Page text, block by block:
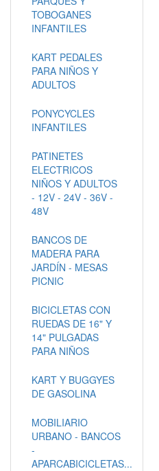
TOBOGANES
INFANTILES
KART PEDALES
PARA NIÑOS Y
ADULTOS
PONYCYCLES
INFANTILES
PATINETES
ELECTRICOS
NIÑOS Y ADULTOS
- 12V - 24V - 36V -
48V
BANCOS DE
MADERA PARA
JARDÍN - MESAS
PICNIC
BICICLETAS CON
RUEDAS DE 16" Y
14" PULGADAS
PARA NIÑOS
KART Y BUGGYES
DE GASOLINA
MOBILIARIO
URBANO - BANCOS
-
APARCABICICLETAS...